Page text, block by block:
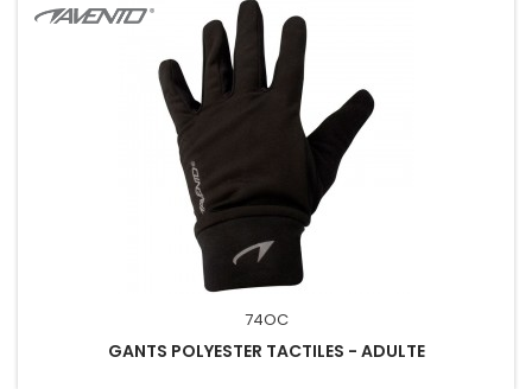
74OC
GANTS POLYESTER TACTILES - ADULTE